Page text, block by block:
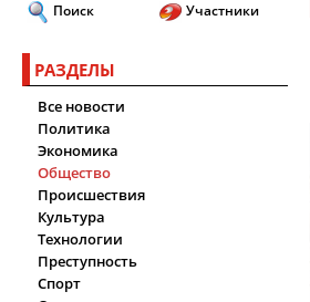
Поиск
Участники
РАЗДЕЛЫ
Все новости
Политика
Экономика
Общество
Происшествия
Культура
Технологии
Преступность
Спорт